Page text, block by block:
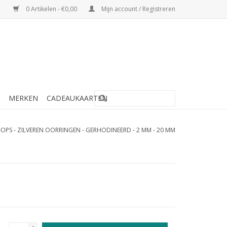
0 Artikelen - €0,00 Mijn account / Registreren
MERKEN CADEAUKAARTEN
- ZILVEREN OORRINGEN - GERHODINEERD - 2 MM - 20 MM